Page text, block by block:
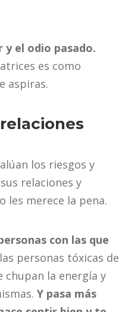
el odio pasado.
es como
aspiras.
los riesgos y
relaciones y
les merece la pena.
con las que
personas tóxicas de
chupan la energía y
Y pasa más